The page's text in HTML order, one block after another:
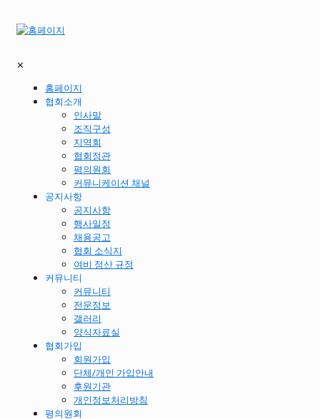
✕
홈페이지
협회소개
인사말
조직구성
지역회
협회정관
평의원회
커뮤니케이션 채널
공지사항
공지사항
행사일정
채용공고
협회 소식지
여비 정산 규정
커뮤니티
커뮤니티
전문정보
갤러리
양식자료실
협회가입
회원가입
단체/개인 가입안내
후원기관
개인정보처리방침
평의원회